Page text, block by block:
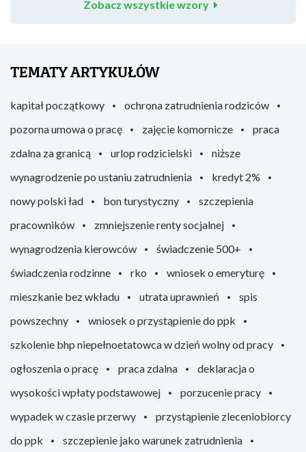
Zobacz wszystkie wzory
TEMATY ARTYKUŁÓW
kapitał początkowy
ochrona zatrudnienia rodziców
pozorna umowa o pracę
zajęcie komornicze
praca
zdalna za granicą
urlop rodzicielski
niższe
wynagrodzenie po ustaniu zatrudnienia
kredyt 2%
nowy polski ład
bon turystyczny
szczepienia
pracowników
zmniejszenie renty socjalnej
wynagrodzenia kierowców
świadczenie 500+
świadczenia rodzinne
rko
wniosek o emeryturę
mieszkanie bez wkładu
utrata uprawnień
spis
powszechny
wniosek o przystąpienie do ppk
szkolenie bhp niepełnoetatowca w dzień wolny od pracy
ogłoszenia o pracę
praca zdalna
deklaracja o
wysokości wpłaty podstawowej
porzucenie pracy
wypadek w czasie przerwy
przystąpienie zleceniobiorcy
do ppk
szczepienie jako warunek zatrudnienia